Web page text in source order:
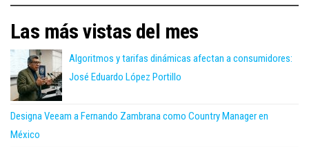
Las más vistas del mes
Algoritmos y tarifas dinámicas afectan a consumidores:
José Eduardo López Portillo
Designa Veeam a Fernando Zambrana como Country Manager en
México